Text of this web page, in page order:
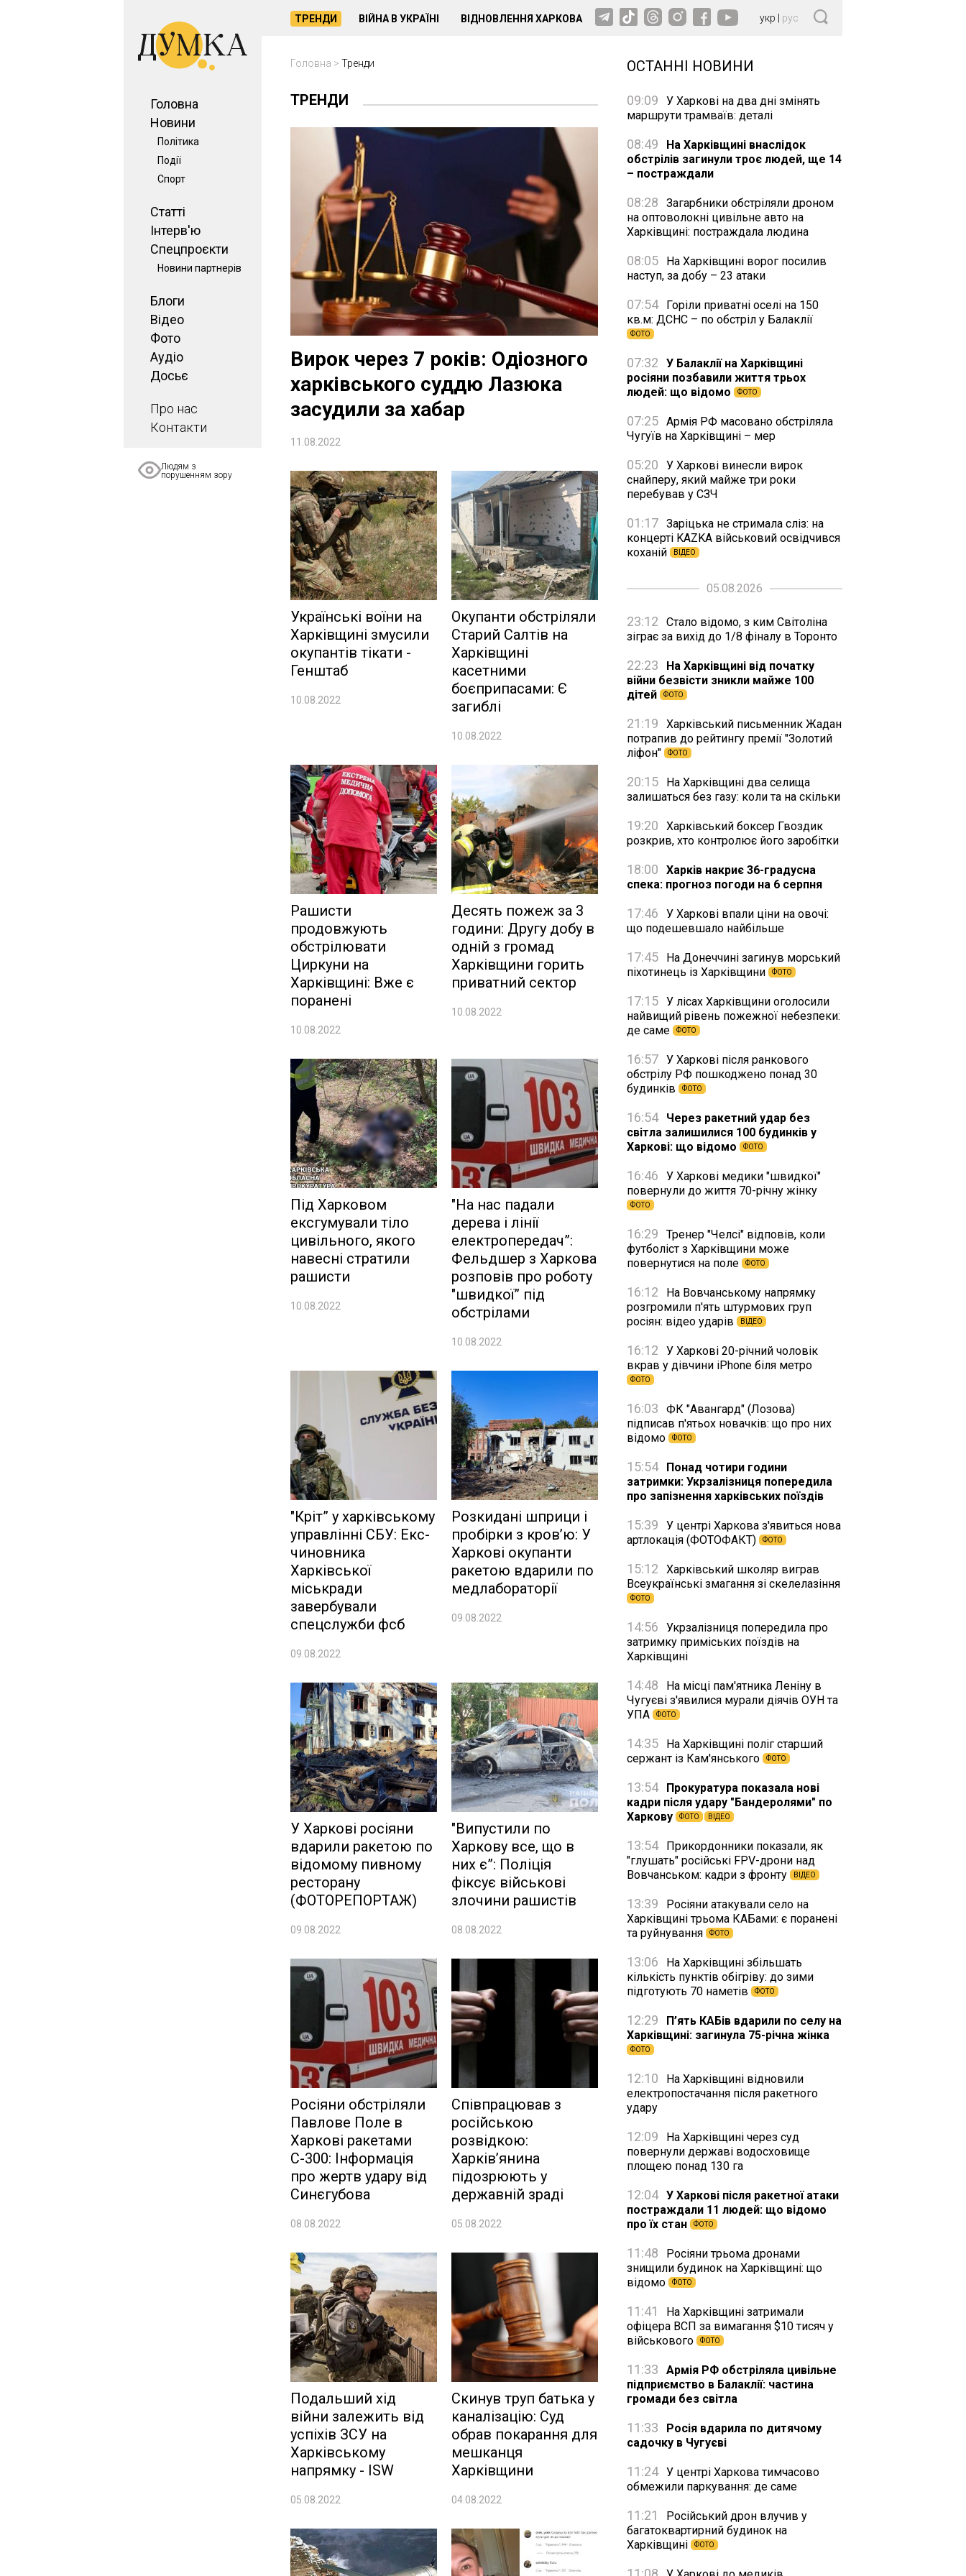
Головна
Новини
Політика
Події
Спорт
Статті
Інтерв'ю
Спецпроєкти
Новини партнерів
Блоги
Відео
Фото
Аудіо
Досьє
Про нас
Контакти
Людям з
порушенням зору
ТРЕНДИ ВІЙНА В УКРАЇНІ ВІДНОВЛЕННЯ ХАРКОВА укр рус
Головна > Тренди
ТРЕНДИ
Вирок через 7 років: Одіозного
харківського суддю Лазюка
засудили за хабар
11.08.2022
Українські воїни на
Харківщині змусили
окупантів тікати -
Генштаб
10.08.2022
Окупанти обстріляли
Старий Салтів на
Харківщині
касетними
боєприпасами: Є
загиблі
10.08.2022
Рашисти
продовжують
обстрілювати
Циркуни на
Харківщині: Вже є
поранені
10.08.2022
Десять пожеж за 3
години: Другу добу в
одній з громад
Харківщини горить
приватний сектор
10.08.2022
Під Харковом
ексгумували тіло
цивільного, якого
навесні стратили
рашисти
10.08.2022
"На нас падали
дерева і лінії
електропередач”:
Фельдшер з Харкова
розповів про роботу
"швидкої” під
обстрілами
10.08.2022
"Кріт” у харківському
управлінні СБУ: Екс-
чиновника
Харківської
міськради
завербували
спецслужби фсб
09.08.2022
Розкидані шприци і
пробірки з кров’ю: У
Харкові окупанти
ракетою вдарили по
медлабораторії
09.08.2022
У Харкові росіяни
вдарили ракетою по
відомому пивному
ресторану
(ФОТОРЕПОРТАЖ)
09.08.2022
"Випустили по
Харкову все, що в
них є”: Поліція
фіксує військові
злочини рашистів
08.08.2022
Росіяни обстріляли
Павлове Поле в
Харкові ракетами
С-300: Інформація
про жертв удару від
Синєгубова
08.08.2022
Співпрацював з
російською
розвідкою:
Харків’янина
підозрюють у
державній зраді
05.08.2022
Подальший хід
війни залежить від
успіхів ЗСУ на
Харківському
напрямку - ISW
05.08.2022
Скинув труп батька у
каналізацію: Суд
обрав покарання для
мешканця
Харківщини
04.08.2022
ОСТАННІ НОВИНИ
09:09
У Харкові на два дні змінять
маршрути трамваїв: деталі
08:49
На Харківщині внаслідок
обстрілів загинули троє людей, ще 14
– постраждали
08:28
Загарбники обстріляли дроном
на оптоволокні цивільне авто на
Харківщині: постраждала людина
08:05
На Харківщині ворог посилив
наступ, за добу – 23 атаки
07:54
Горіли приватні оселі на 150
кв.м: ДСНС – по обстріл у Балаклії
ФОТО
07:32
У Балаклії на Харківщині
росіяни позбавили життя трьох
людей: що відомо
ФОТО
07:25 Армія РФ масовано обстріляла
Чугуїв на Харківщині – мер
05:20
У Харкові винесли вирок
снайперу, який майже три роки
перебував у СЗЧ
01:17 Заріцька не стримала сліз: на
концерті KAZKA військовий освідчився
коханій
ВІДЕО
05.08.2026
23:12
Стало відомо, з ким Світоліна
зіграє за вихід до 1/8 фіналу в Торонто
22:23
На Харківщині від початку
війни безвісти зникли майже 100
дітей
ФОТО
21:19
Харківський письменник Жадан
потрапив до рейтингу премії "Золотий
ліфон"
ФОТО
20:15
На Харківщині два селища
залишаться без газу: коли та на скільки
19:20
Харківський боксер Гвоздик
розкрив, хто контролює його заробітки
18:00
Харків накриє 36-градусна
спека: прогноз погоди на 6 серпня
17:46
У Харкові впали ціни на овочі:
що подешевшало найбільше
17:45
На Донеччині загинув морський
піхотинець із Харківщини
ФОТО
17:15 У лісах Харківщини оголосили
найвищий рівень пожежної небезпеки:
де саме
ФОТО
16:57 У Харкові після ранкового
обстрілу РФ пошкоджено понад 30
будинків
ФОТО
16:54
Через ракетний удар без
світла залишилися 100 будинків у
Харкові: що відомо
ФОТО
16:46
У Харкові медики "швидкої"
повернули до життя 70-річну жінку
ФОТО
16:29
Тренер "Челсі" відповів, коли
футболіст з Харківщини може
повернутися на поле
ФОТО
16:12
На Вовчанському напрямку
розгромили п'ять штурмових груп
росіян: відео ударів
ВІДЕО
16:12
У Харкові 20-річний чоловік
вкрав у дівчини iPhone біля метро
ФОТО
16:03
ФК "Авангард" (Лозова)
підписав п'ятьох новачків: що про них
відомо
ФОТО
15:54
Понад чотири години
затримки: Укрзалізниця попередила
про запізнення харківських поїздів
15:39
У центрі Харкова з'явиться нова
артлокація (ФОТОФАКТ)
ФОТО
15:12
Харківський школяр виграв
Всеукраїнські змагання зі скелелазіння
ФОТО
14:56
Укрзалізниця попередила про
затримку приміських поїздів на
Харківщині
14:48
На місці пам'ятника Леніну в
Чугуєві з'явилися мурали діячів ОУН та
УПА
ФОТО
14:35
На Харківщині поліг старший
сержант із Кам'янського
ФОТО
13:54
Прокуратура показала нові
кадри після удару "Бандеролями" по
Харкову
ФОТО ВІДЕО
13:54
Прикордонники показали, як
"глушать" російські FPV-дрони над
Вовчанськом: кадри з фронту
ВІДЕО
13:39
Росіяни атакували село на
Харківщині трьома КАБами: є поранені
та руйнування
ФОТО
13:06
На Харківщині збільшать
кількість пунктів обігріву: до зими
підготують 70 наметів
ФОТО
12:29
П’ять КАБів вдарили по селу на
Харківщині: загинула 75-річна жінка
ФОТО
12:10
На Харківщині відновили
електропостачання після ракетного
удару
12:09
На Харківщині через суд
повернули державі водосховище
площею понад 130 га
12:04 У Харкові після ракетної атаки
постраждали 11 людей: що відомо
про їх стан
ФОТО
11:48
Росіяни трьома дронами
знищили будинок на Харківщині: що
відомо
ФОТО
11:41
На Харківщині затримали
офіцера ВСП за вимагання $10 тисяч у
військового
ФОТО
11:33
Армія РФ обстріляла цивільне
підприємство в Балаклії: частина
громади без світла
11:33
Росія вдарила по дитячому
садочку в Чугуєві
11:24 У центрі Харкова тимчасово
обмежили паркування: де саме
11:21
Російський дрон влучив у
багатоквартирний будинок на
Харківщині
ФОТО